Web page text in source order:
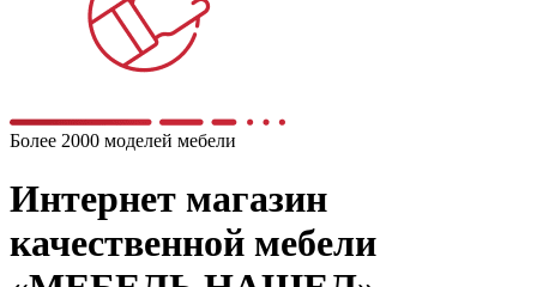
Более 2000 моделей мебели
Интернет магазин
качественной мебели